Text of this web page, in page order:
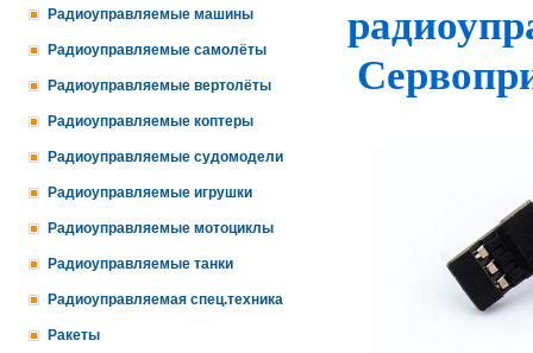
Радиоуправляемые машины
Радиоуправляемые самолёты
Радиоуправляемые вертолёты
Радиоуправляемые коптеры
Радиоуправляемые судомодели
Радиоуправляемые игрушки
Радиоуправляемые мотоциклы
Радиоуправляемые танки
Радиоуправляемая спец.техника
Ракеты